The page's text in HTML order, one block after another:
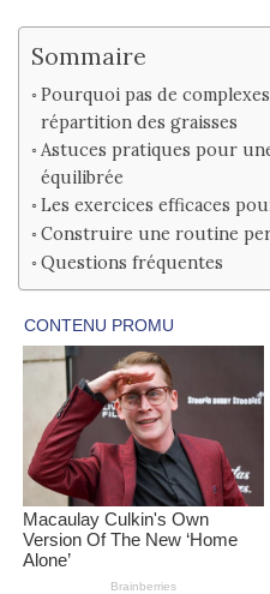
Sommaire
Pourquoi pas de
répartition des graisses
Astuces pratiques pour
équilibrée
Les exercices efficaces
Construire une routine
Questions fréquentes